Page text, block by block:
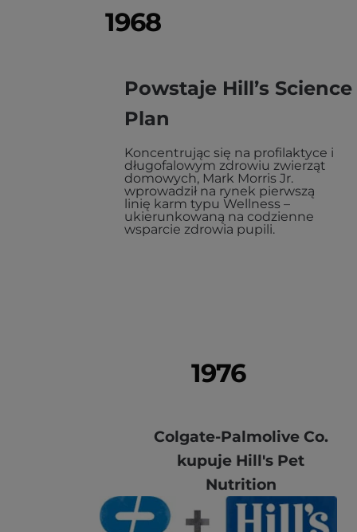
1968
Powstaje Hill’s Science
Plan
Koncentrując się na profilaktyce i
długofalowym zdrowiu zwierząt
domowych, Mark Morris Jr.
wprowadził na rynek pierwszą
linię karm typu Wellness –
ukierunkowaną na codzienne
wsparcie zdrowia pupili.
1976
Colgate-Palmolive Co.
kupuje Hill's Pet
Nutrition